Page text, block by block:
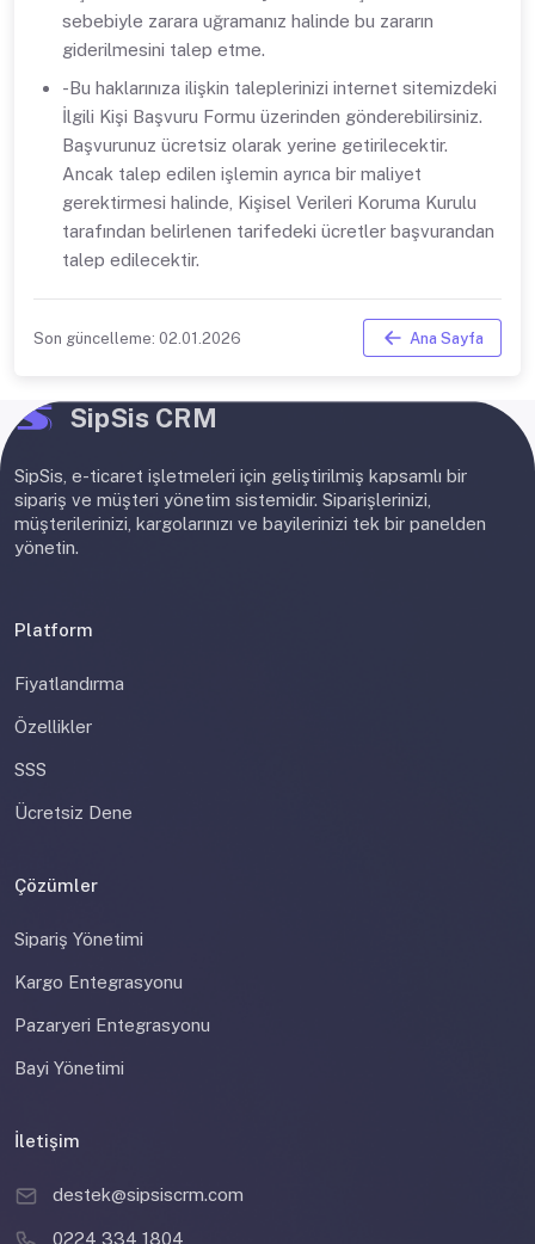
sebebiyle zarara uğramanız halinde bu zararın
giderilmesini talep etme.
-Bu haklarınıza ilişkin taleplerinizi internet sitemizdeki
İlgili Kişi Başvuru Formu üzerinden gönderebilirsiniz.
Başvurunuz ücretsiz olarak yerine getirilecektir.
Ancak talep edilen işlemin ayrıca bir maliyet
gerektirmesi halinde, Kişisel Verileri Koruma Kurulu
tarafından belirlenen tarifedeki ücretler başvurandan
talep edilecektir.
Son güncelleme: 02.01.2026 Ana Sayfa
SipSis CRM
SipSis, e-ticaret işletmeleri için geliştirilmiş kapsamlı bir
sipariş ve müşteri yönetim sistemidir. Siparişlerinizi,
müşterilerinizi, kargolarınızı ve bayilerinizi tek bir panelden
yönetin.
Platform
Fiyatlandırma
Özellikler
SSS
Ücretsiz Dene
Çözümler
Sipariş Yönetimi
Kargo Entegrasyonu
Pazaryeri Entegrasyonu
Bayi Yönetimi
İletişim
destek@sipsiscrm.com
0224 334 1804